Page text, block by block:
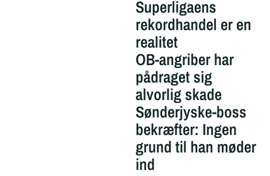
Superligaens
rekordhandel er en
realitet
OB-angriber har
pådraget sig
alvorlig skade
Sønderjyske-boss
bekræfter: Ingen
grund til han møder
ind